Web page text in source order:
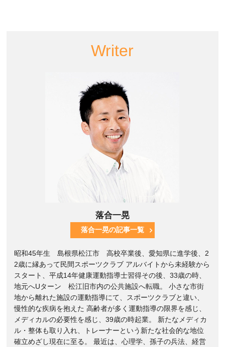
Writer
落合一晃
落合一晃の記事一覧
昭和45年生 島根県松江市 高校卒業後、愛知県に進学後、2
2歳に縁あって民間スポーツクラブ アルバイトから未経験から
スタート、平成14年健康運動指導士習得その後、33歳の時、
地元へUターン 松江旧市内の公共施設へ転職。 小さな市街
地から離れた施設の運動指導にて、スポーツクラブと違い、
慢性的な疾病を抱えた 高齢者が多く運動指導の限界を感じ、
メディカルの必要性を感じ、39歳の時起業。 新たなメディカ
ル・整体も取り入れ、トレーナーという新たな社会的な地位
確立めざし現在に至る。 最近は、心理学、孫子の兵法、経営